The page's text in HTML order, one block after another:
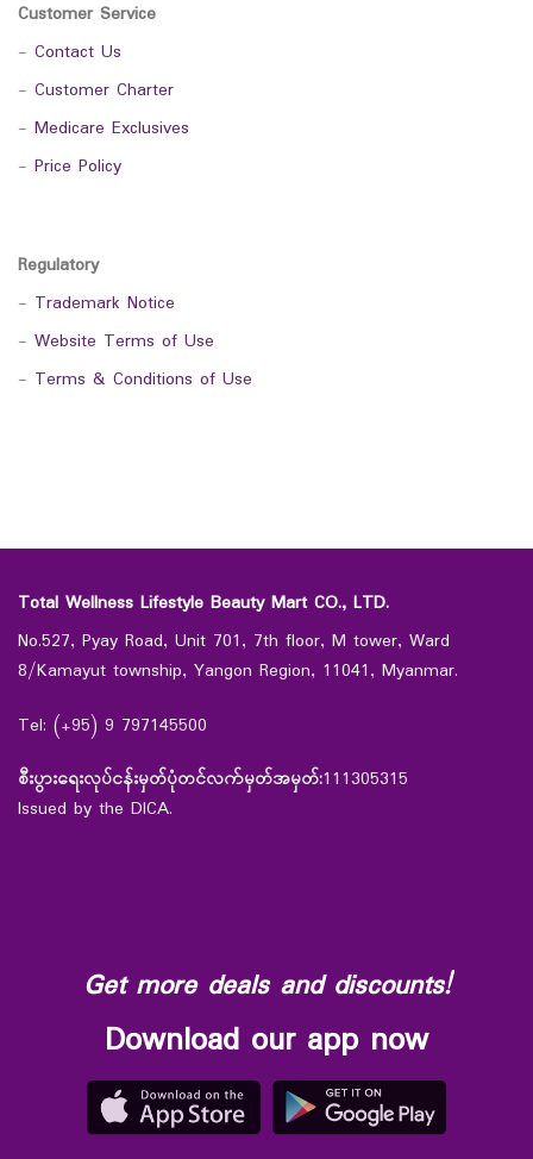
Customer Service
- Contact Us
- Customer Charter
- Medicare Exclusives
- Price Policy
Regulatory
- Trademark Notice
- Website Terms of Use
- Terms & Conditions of Use
Total Wellness Lifestyle Beauty Mart CO., LTD.
No.527, Pyay Road, Unit 701, 7th floor, M tower, Ward
8/Kamayut township, Yangon Region, 11041, Myanmar.
Tel: (+95) 9 797145500
စီးပွားရေးလုပ်ငန်းမှတ်ပုံတင်လက်မှတ်အမှတ်:111305315
Issued by the DICA.
Get more deals and discounts!
Download our app now